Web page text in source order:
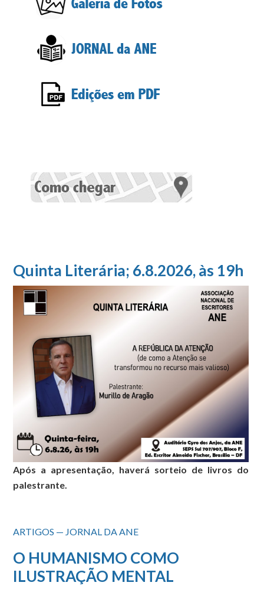
Quinta Literária; 6.8.2026, às 19h
Após a apresentação, haverá sorteio de livros do
palestrante.
ARTIGOS — JORNAL DA ANE
O HUMANISMO COMO
ILUSTRAÇÃO MENTAL